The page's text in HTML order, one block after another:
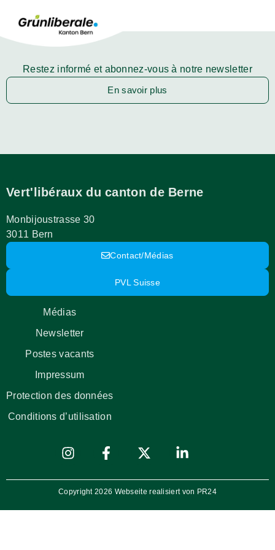
Restez informé et abonnez-vous à notre newsletter
En savoir plus
Vert'libéraux du canton de Berne
Monbijoustrasse 30
3011 Bern
Contact/Médias
Médias
Newsletter
Postes vacants
Impressum
Protection des données
Conditions d’utilisation
PVL Suisse
Copyright 2026 Webseite realisiert von PR24